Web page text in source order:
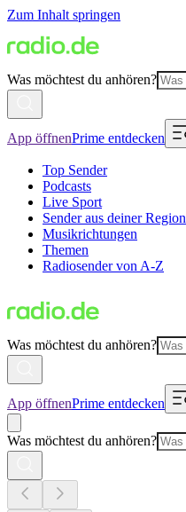
Zum Inhalt springen
Was möchtest du anhören?
App öffnenPrime entdecken
Top Sender
Podcasts
Live Sport
Sender aus deiner Region
Musikrichtungen
Themen
Radiosender von A-Z
Was möchtest du anhören?
App öffnenPrime entdecken
Was möchtest du anhören?